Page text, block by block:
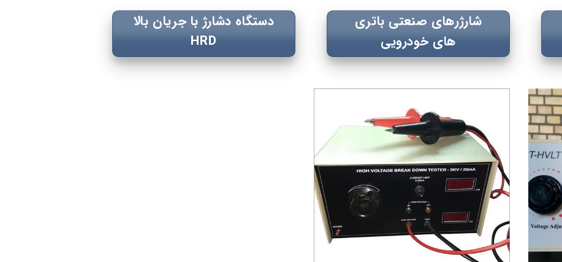
شارژرهای صنعتی باتری
های خودرویی
دستگاه دشارژ با جریان بالا
HRD